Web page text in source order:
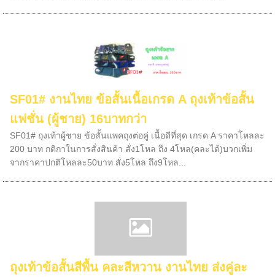
SF01# งานไทย ข้อสั้นเนื้อเกรด A ถุงเท้าข้อสั้น
แฟชั่น (ผู้ชาย) 16บาทกว่า
SF01# ถุงเท้าผู้ชาย ข้อสั้นแพคถุงต่อคู่ เนื้อดีที่สุด เกรด A ราคาโหลละ
200 บาท กติกาในการสั่งสินค้า สั่ง1โหล ถึง 4โหล(คละได้)บวกเพิ่ม
จากราคาปกติโหลละ50บาท สั่ง5โหล ถึง9โหล...
ถุงเท้าข้อสั้นสีพื้น คละสีหวาน งานไทย ส่งคู่ละ